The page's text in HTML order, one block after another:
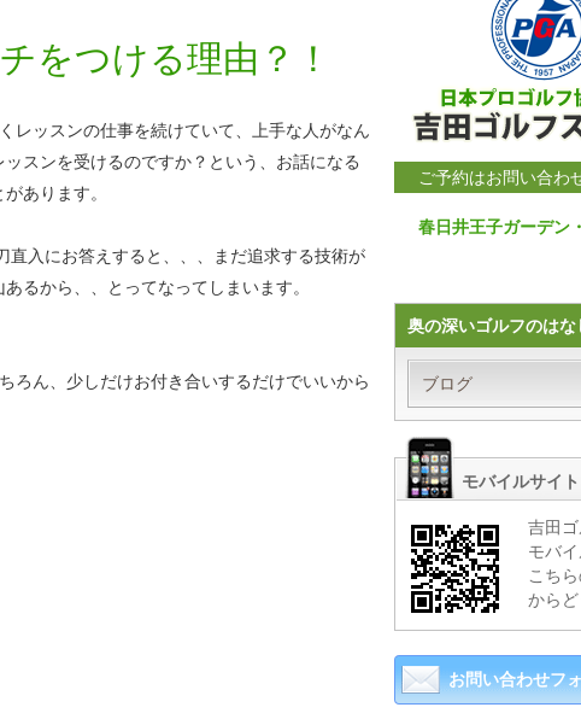
をつける理由？！
レッスンの仕事を続けていて、上手な人がなん
ッスンを受けるのですか？という、お話になる
があります。
直入にお答えすると、、、まだ追求する技術が
あるから、、とってなってしまいます。
ろん、少しだけお付き合いするだけでいいから
ご予約はお問い合わ
春日井王子ガーデン
奥の深いゴルフのはな
ブログ
モバイルサイト
吉田
モバ
こち
からど
お問い合わせフ